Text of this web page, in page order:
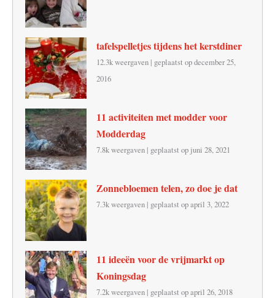
tafelspelletjes tijdens het kerstdiner
12.3k weergaven | geplaatst op december 25,
2016
11 activiteiten met modder voor
Modderdag
7.8k weergaven | geplaatst op juni 28, 2021
Zonnebloemen telen, zo doe je dat
7.3k weergaven | geplaatst op april 3, 2022
11 ideeën voor de vrijmarkt op
Koningsdag
7.2k weergaven | geplaatst op april 26, 2018